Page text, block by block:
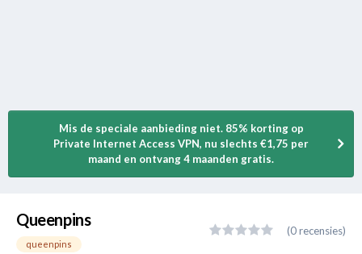
Mis de speciale aanbieding niet. 85% korting op
Private Internet Access VPN, nu slechts €1,75 per
maand en ontvang 4 maanden gratis.
Queenpins
queenpins
(0 recensies)